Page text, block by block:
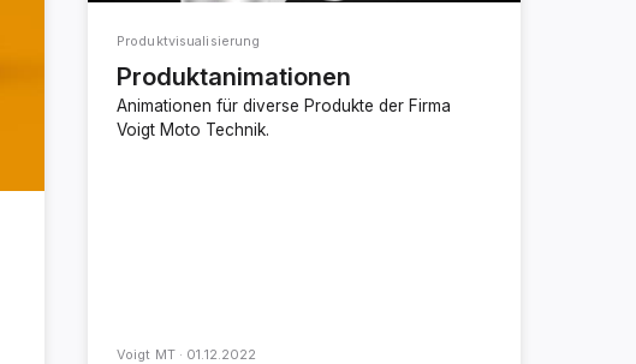
Produktvisualisierung
Produktanimationen
Animationen für diverse Produkte der Firma
Voigt Moto Technik.
Voigt MT · 01.12.2022